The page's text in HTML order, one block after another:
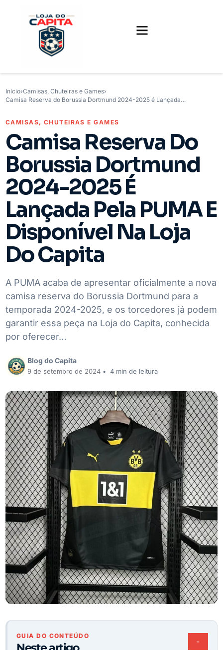
Início›Camisas, Chuteiras e Games›
Camisa Reserva do Borussia Dortmund 2024-2025 é Lançada…
CAMISAS, CHUTEIRAS E GAMES
Camisa Reserva Do
Borussia Dortmund
2024-2025 É
Lançada Pela PUMA E
Disponível Na Loja
Do Capita
A PUMA acaba de apresentar oficialmente a nova
camisa reserva do Borussia Dortmund para a
temporada 2024-2025, e os torcedores já podem
garantir essa peça na Loja do Capita, conhecida
por oferecer…
Blog do Capita
9 de setembro de 2024 • 4 min de leitura
GUIA DO CONTEÚDO
−